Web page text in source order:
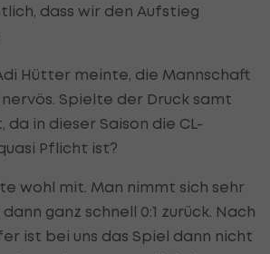
dass wir den Aufstieg
Hütter meinte, die Mannschaft
Spielte der Druck samt
in dieser Saison die CL-
Pflicht ist?
wohl mit. Man nimmt sich sehr
ganz schnell 0:1 zurück. Nach
ist bei uns das Spiel dann nicht